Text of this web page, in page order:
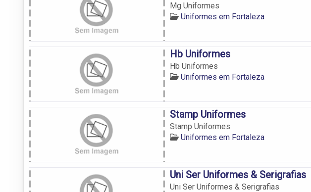
Mg Uniformes
Uniformes em Fortaleza
Hb Uniformes
Hb Uniformes
Uniformes em Fortaleza
Stamp Uniformes
Stamp Uniformes
Uniformes em Fortaleza
Uni Ser Uniformes & Serigrafias
Uni Ser Uniformes & Serigrafias